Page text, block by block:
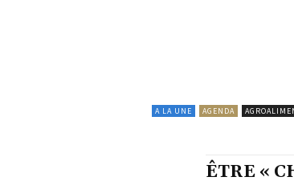
A LA UNE AGENDA
ÊTRE «